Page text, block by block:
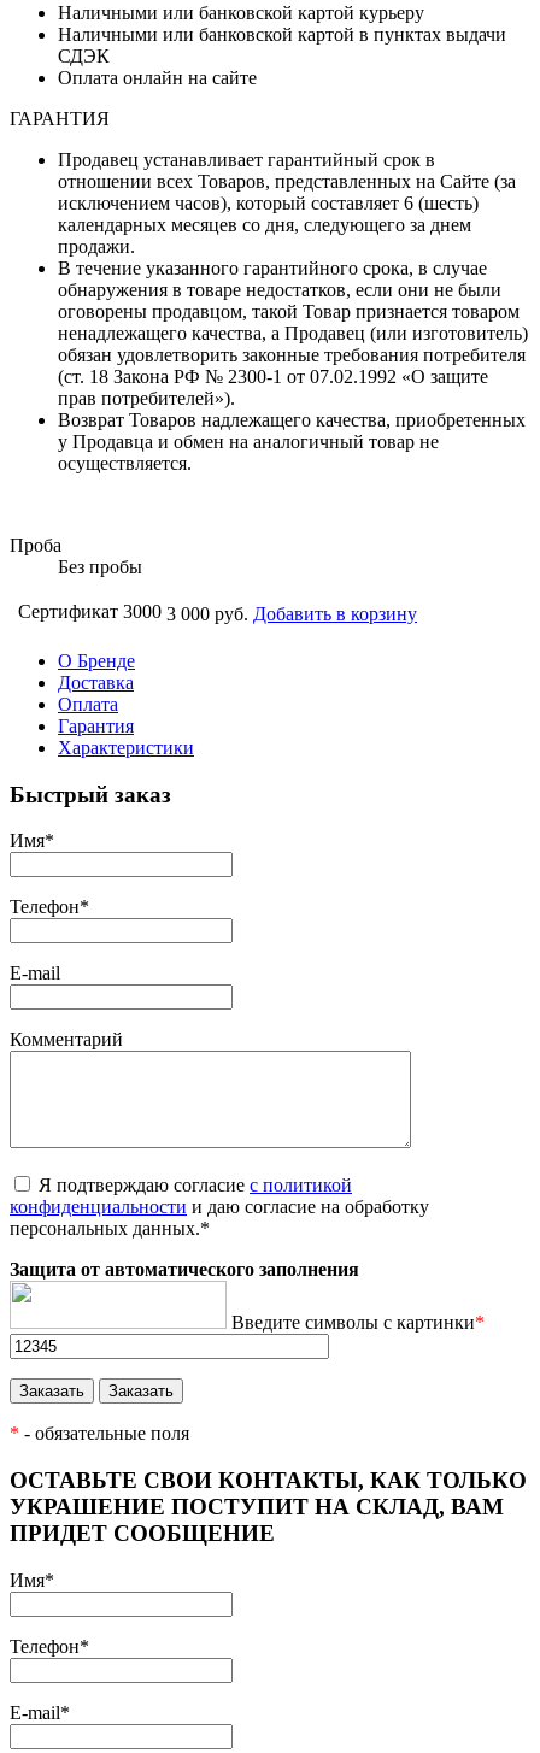
Наличными или банковской картой курьеру
Наличными или банковской картой в пунктах выдачи
СДЭК
Оплата онлайн на сайте
ГАРАНТИЯ
Продавец устанавливает гарантийный срок в
отношении всех Товаров, представленных на Сайте (за
исключением часов), который составляет 6 (шесть)
календарных месяцев со дня, следующего за днем
продажи.
В течение указанного гарантийного срока, в случае
обнаружения в товаре недостатков, если они не были
оговорены продавцом, такой Товар признается товаром
ненадлежащего качества, а Продавец (или изготовитель)
обязан удовлетворить законные требования потребителя
(ст. 18 Закона РФ № 2300-1 от 07.02.1992 «О защите
прав потребителей»).
Возврат Товаров надлежащего качества, приобретенных
у Продавца и обмен на аналогичный товар не
осуществляется.
Проба
Без пробы
Сертификат 3000 3 000 руб. Добавить в корзину
О Бренде
Доставка
Оплата
Гарантия
Характеристики
Быстрый заказ
Имя*
Телефон*
E-mail
Комментарий
Я подтверждаю согласие с политикой
конфиденциальности и даю согласие на обработку
персональных данных.*
Защита от автоматического заполнения
Введите символы с картинки*
* - обязательные поля
ОСТАВЬТЕ СВОИ КОНТАКТЫ, КАК ТОЛЬКО
УКРАШЕНИЕ ПОСТУПИТ НА СКЛАД, ВАМ
ПРИДЕТ СООБЩЕНИЕ
Имя*
Телефон*
E-mail*